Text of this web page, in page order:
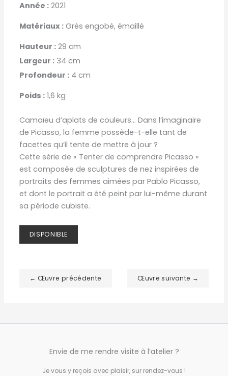
Année :2021
Matériaux :Grès engobé, émaillé
Hauteur :29 cm
Largeur :34 cm
Profondeur :4 cm
Poids :1,6 kg
Camaïeu d’aplats de couleurs… Dans l’imaginaire
de Picasso, la femme possède-t-elle tant de
facettes qu’il tente de mettre à jour ?
Cette série de « Tenter de comprendre Picasso »
est composée de sculptures de nez inspirées de
portraits des femmes aimées par Pablo Picasso,
et dont le portrait a été peint par lui-même durant
sa période cubiste.
DISPONIBLE
← Œuvre précédente Œuvre suivante →
Envie de me rendre visite à l’atelier ?
Je vous y reçois avec plaisir, sur rendez-vous !